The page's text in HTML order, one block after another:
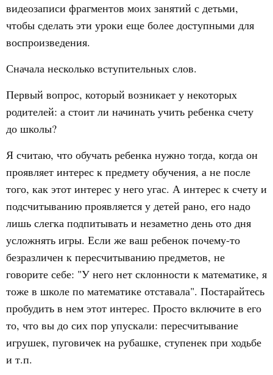
видеозаписи фрагментов моих занятий с детьми,
чтобы сделать эти уроки еще более доступными для
воспроизведения.
Сначала несколько вступительных слов.
Первый вопрос, который возникает у некоторых
родителей: а стоит ли начинать учить ребенка счету
до школы?
Я считаю, что обучать ребенка нужно тогда, когда он
проявляет интерес к предмету обучения, а не после
того, как этот интерес у него угас. А интерес к счету и
подсчитыванию проявляется у детей рано, его надо
лишь слегка подпитывать и незаметно день ото дня
усложнять игры. Если же ваш ребенок почему-то
безразличен к пересчитыванию предметов, не
говорите себе: "У него нет склонности к математике, я
тоже в школе по математике отставала". Постарайтесь
пробудить в нем этот интерес. Просто включите в его
то, что вы до сих пор упускали: пересчитывание
игрушек, пуговичек на рубашке, ступенек при ходьбе
и т.п.